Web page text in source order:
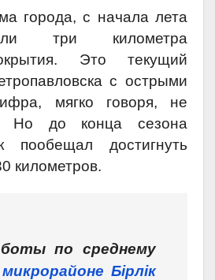
города, с начала лета
три километра
Это текущий
с острыми
мягко говоря, не
Но до конца сезона
пообещал достигнуть
километров.
по среднему
микрорайоне Бiрлiк